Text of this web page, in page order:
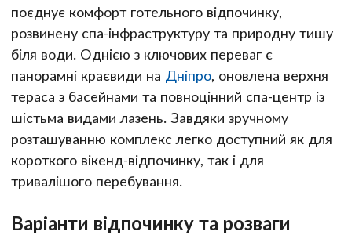
поєднує комфорт готельного відпочинку,
розвинену спа-інфраструктуру та природну тишу
біля води. Однією з ключових переваг є
панорамні краєвиди на Дніпро, оновлена верхня
тераса з басейнами та повноцінний спа-центр із
шістьма видами лазень. Завдяки зручному
розташуванню комплекс легко доступний як для
короткого вікенд-відпочинку, так і для
тривалішого перебування.
Варіанти відпочинку та розваги